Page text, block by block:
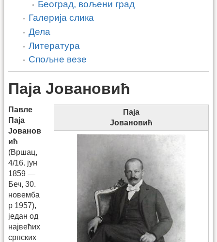
Београд, вољени град
Галерија слика
Дела
Литература
Спољне везе
Паја Јовановић
Паја
Јовановић
Павле
Паја
Јованов
ић
(Вршац,
4/16. јун
1859 —
Беч, 30.
новемба
р 1957),
један од
највећих
српских